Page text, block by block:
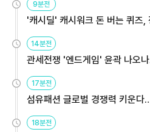
9분전
'캐시딜' 캐시워크 돈 버는 퀴즈,
14분전
관세전쟁 '엔드게임' 윤곽 나오
17분전
섬유패션 글로벌 경쟁력 키운
18분전